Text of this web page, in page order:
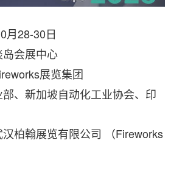
月28-30日
会展中心
展览集团
、新加坡自动化工业协会、印
汉柏翰展览有限公司 （Fireworks